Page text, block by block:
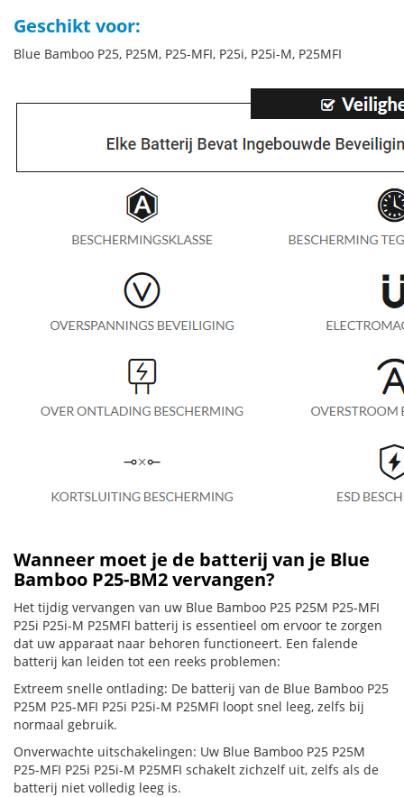
Geschikt voor:
Blue Bamboo P25, P25M, P25-MFI, P25i, P25i-M, P25MFI
Wanneer moet je de batterij van je Blue
Bamboo P25-BM2 vervangen?
Het tijdig vervangen van uw Blue Bamboo P25 P25M P25-MFI
P25i P25i-M P25MFI batterij is essentieel om ervoor te zorgen
dat uw apparaat naar behoren functioneert. Een falende
batterij kan leiden tot een reeks problemen:
Extreem snelle ontlading: De batterij van de Blue Bamboo P25
P25M P25-MFI P25i P25i-M P25MFI loopt snel leeg, zelfs bij
normaal gebruik.
Onverwachte uitschakelingen: Uw Blue Bamboo P25 P25M
P25-MFI P25i P25i-M P25MFI schakelt zichzelf uit, zelfs als de
batterij niet volledig leeg is.